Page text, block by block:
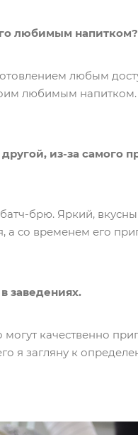
любимым напитком?
любым
любимым напитком.
из-за самого
брю. Яркий,
а со временем его
заведениях.
качественно
я загляну к